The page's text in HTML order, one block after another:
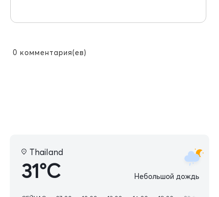
0 комментария(ев)
Thailand
31°C Небольшой дождь